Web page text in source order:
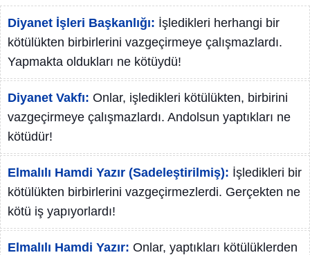
Diyanet İşleri Başkanlığı: İşledikleri herhangi bir
kötülükten birbirlerini vazgeçirmeye çalışmazlardı.
Yapmakta oldukları ne kötüydü!
Diyanet Vakfı: Onlar, işledikleri kötülükten, birbirini
vazgeçirmeye çalışmazlardı. Andolsun yaptıkları ne
kötüdür!
Elmalılı Hamdi Yazır (Sadeleştirilmiş): İşledikleri bir
kötülükten birbirlerini vazgeçirmezlerdi. Gerçekten ne
kötü iş yapıyorlardı!
Elmalılı Hamdi Yazır: Onlar, yaptıkları kötülüklerden